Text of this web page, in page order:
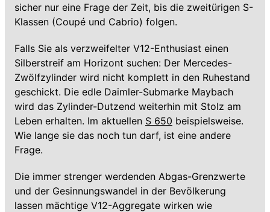
sicher nur eine Frage der Zeit, bis die zweitürigen S-
Klassen (Coupé und Cabrio) folgen.
Falls Sie als verzweifelter V12-Enthusiast einen
Silberstreif am Horizont suchen: Der Mercedes-
Zwölfzylinder wird nicht komplett in den Ruhestand
geschickt. Die edle Daimler-Submarke Maybach
wird das Zylinder-Dutzend weiterhin mit Stolz am
Leben erhalten. Im aktuellen S 650 beispielsweise.
Wie lange sie das noch tun darf, ist eine andere
Frage.
Die immer strenger werdenden Abgas-Grenzwerte
und der Gesinnungswandel in der Bevölkerung
lassen mächtige V12-Aggregate wirken wie